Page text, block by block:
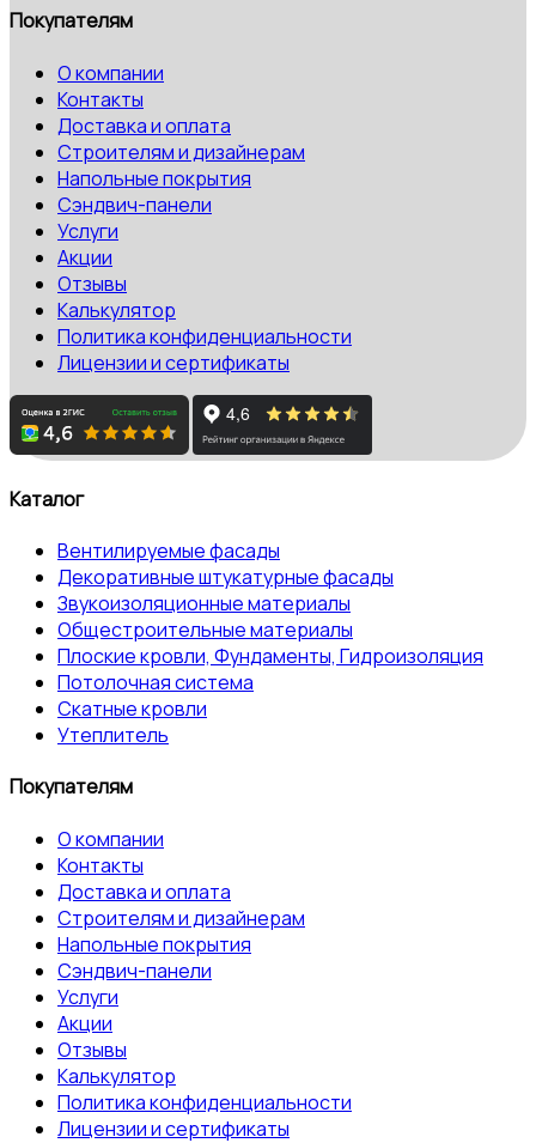
Покупателям
О компании
Контакты
Доставка и оплата
Строителям и дизайнерам
Напольные покрытия
Сэндвич-панели
Услуги
Акции
Отзывы
Калькулятор
Политика конфиденциальности
Лицензии и сертификаты
Каталог
Вентилируемые фасады
Декоративные штукатурные фасады
Звукоизоляционные материалы
Общестроительные материалы
Плоские кровли, Фундаменты, Гидроизоляция
Потолочная система
Скатные кровли
Утеплитель
Покупателям
О компании
Контакты
Доставка и оплата
Строителям и дизайнерам
Напольные покрытия
Сэндвич-панели
Услуги
Акции
Отзывы
Калькулятор
Политика конфиденциальности
Лицензии и сертификаты